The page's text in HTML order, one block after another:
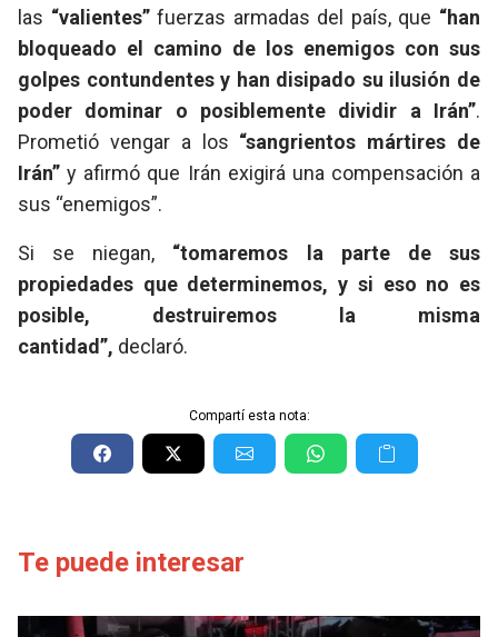
las “valientes”fuerzas armadas del país, que “han
bloqueado el camino de los enemigos con sus
golpes contundentes y han disipado su ilusión de
poder dominar o posiblemente dividir a Irán”.
Prometió vengar a los “sangrientos mártires de
Irán”y afirmó que Irán exigirá una compensación a
sus “enemigos”.
Si se niegan, “tomaremos la parte de sus
propiedades que determinemos, y si eso no es
posible, destruiremos la misma
cantidad”, declaró.
Compartí esta nota:
Te puede interesar